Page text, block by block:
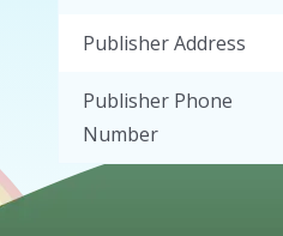
Publisher Address
Publisher Phone
Number